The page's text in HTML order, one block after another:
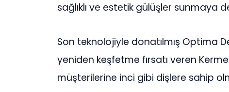
sağlıklı ve estetik gülüşler sunmaya
Son teknolojiyle donatılmış Optima
yeniden keşfetme fırsatı veren
müşterilerine inci gibi dişlere sahip